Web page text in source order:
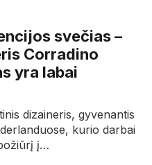
svečias –
Corradino
yra labai
dizaineris, gyvenantis
kurio darbai
į…